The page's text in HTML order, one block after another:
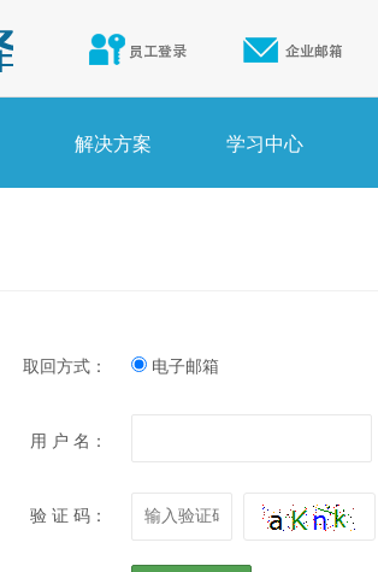
解决方案 学习中心
取回方式： 电子邮箱
用 户 名：
验 证 码：